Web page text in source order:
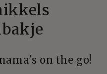
on the go!